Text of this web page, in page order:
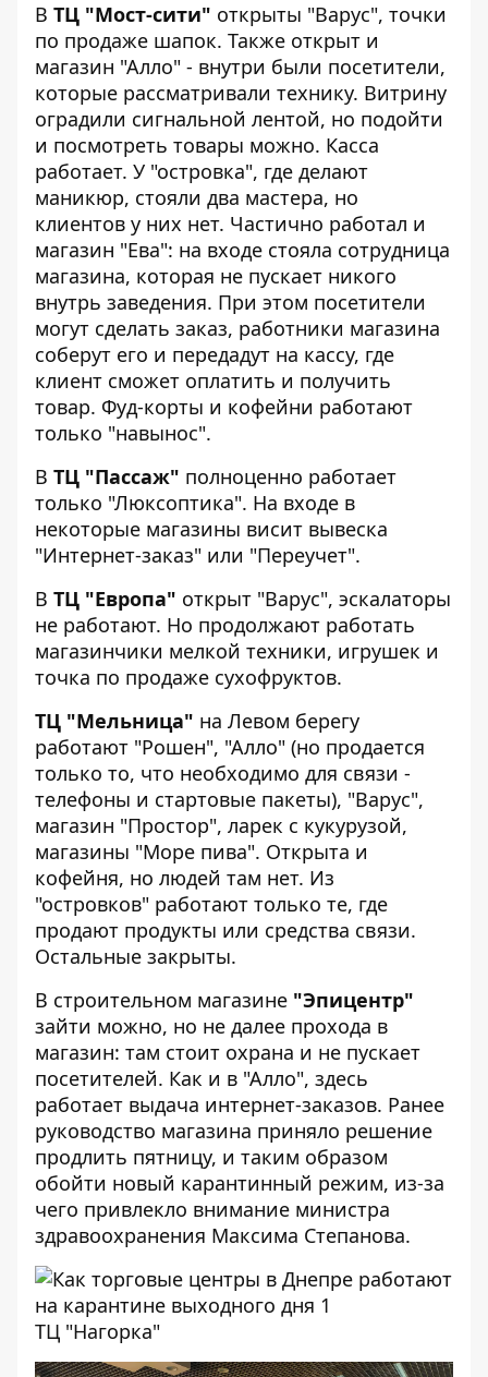
В ТЦ "Мост-сити" открыты "Варус", точки
по продаже шапок. Также открыт и
магазин "Алло" - внутри были посетители,
которые рассматривали технику. Витрину
оградили сигнальной лентой, но подойти
и посмотреть товары можно. Касса
работает. У "островка", где делают
маникюр, стояли два мастера, но
клиентов у них нет. Частично работал и
магазин "Ева": на входе стояла сотрудница
магазина, которая не пускает никого
внутрь заведения. При этом посетители
могут сделать заказ, работники магазина
соберут его и передадут на кассу, где
клиент сможет оплатить и получить
товар. Фуд-корты и кофейни работают
только "навынос".
В ТЦ "Пассаж" полноценно работает
только "Люксоптика". На входе в
некоторые магазины висит вывеска
"Интернет-заказ" или "Переучет".
В ТЦ "Европа" открыт "Варус", эскалаторы
не работают. Но продолжают работать
магазинчики мелкой техники, игрушек и
точка по продаже сухофруктов.
ТЦ "Мельница" на Левом берегу
работают "Рошен", "Алло" (но продается
только то, что необходимо для связи -
телефоны и стартовые пакеты), "Варус",
магазин "Простор", ларек с кукурузой,
магазины "Море пива". Открыта и
кофейня, но людей там нет. Из
"островков" работают только те, где
продают продукты или средства связи.
Остальные закрыты.
В строительном магазине "Эпицентр"
зайти можно, но не далее прохода в
магазин: там стоит охрана и не пускает
посетителей. Как и в "Алло", здесь
работает выдача интернет-заказов. Ранее
руководство магазина приняло решение
продлить пятницу, и таким образом
обойти новый карантинный режим, из-за
чего привлекло внимание министра
здравоохранения Максима Степанова.
ТЦ "Нагорка"